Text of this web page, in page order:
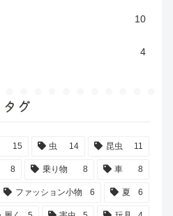
10
4
タグ
15 虫 14 昆虫 11
8 乗り物 8 車 8
ファッション小物 6 夏 6